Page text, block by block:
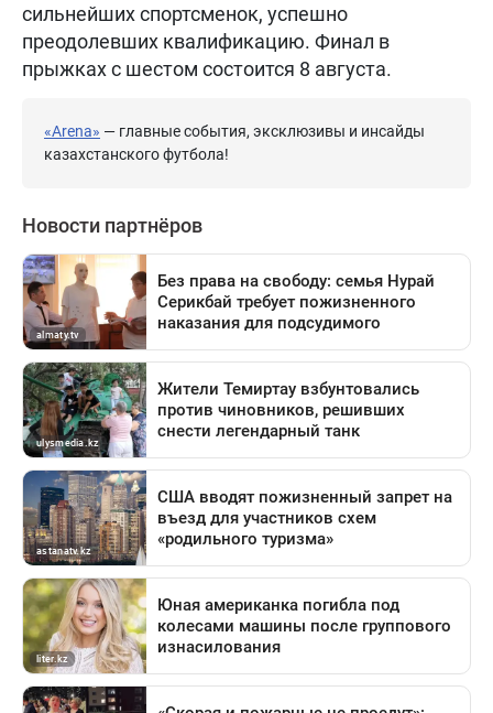
сильнейших спортсменок, успешно
преодолевших квалификацию. Финал в
прыжках с шестом состоится 8 августа.
«Arena» — главные события, эксклюзивы и инсайды
казахстанского футбола!